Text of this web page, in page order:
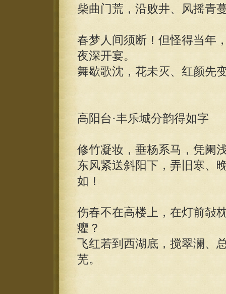
柴曲门荒，沿败井、风摇青
春梦人间须断！但怪得当年
夜深开宴。
舞歇歌沈，花未灭、红颜先
高阳台·丰乐城分韵得如字
修竹凝妆，垂杨系马，凭阑
东风紧送斜阳下，弄旧寒、
如！
伤春不在高楼上，在灯前敧
癯？
飞红若到西湖底，搅翠澜、
芜。